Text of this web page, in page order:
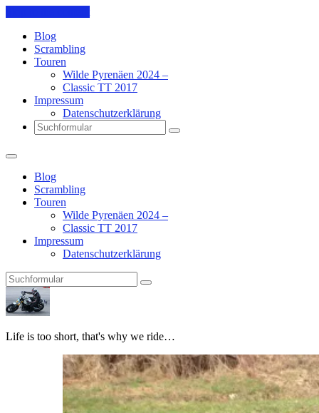
Blog
Scrambling
Touren
Wilde Pyrenäen 2024 –
Classic TT 2017
Impressum
Datenschutzerklärung
Search
Blog
Scrambling
Touren
Wilde Pyrenäen 2024 –
Classic TT 2017
Impressum
Datenschutzerklärung
Search
Pit's
Blog
Life is too short, that's why we ride…